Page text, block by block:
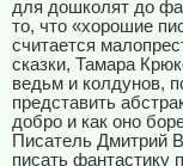
для дошколят до
то, что «хорошие
считается
сказки, Тамара
ведьм и колдунов,
представить
добро и как оно
Писатель Дмитрий
писать фантастику